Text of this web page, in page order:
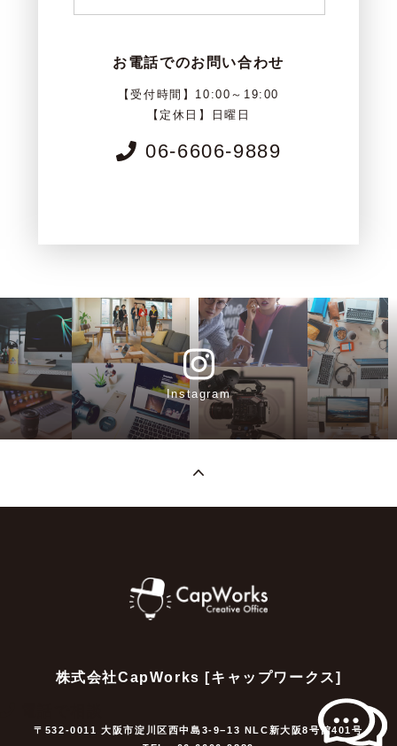
お電話でのお問い合わせ
【受付時間】10:00～19:00
【定休日】日曜日
06-6606-9889
Instagram
株式会社CapWorks [キャップワークス]
〒532-0011 大阪市淀川区西中島3-9−13 NLC新大阪8号館401号